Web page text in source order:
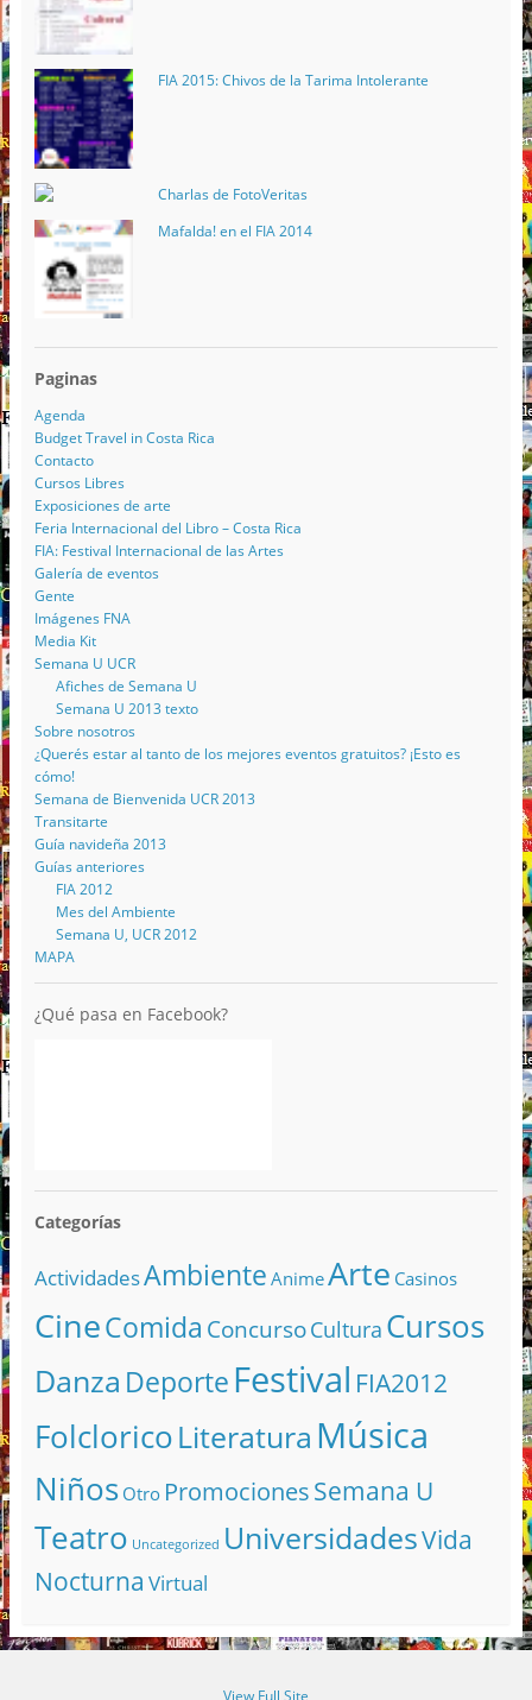
FIA 2015: Chivos de la Tarima Intolerante
Charlas de FotoVeritas
Mafalda! en el FIA 2014
Paginas
Agenda
Budget Travel in Costa Rica
Contacto
Cursos Libres
Exposiciones de arte
Feria Internacional del Libro – Costa Rica
FIA: Festival Internacional de las Artes
Galería de eventos
Gente
Imágenes FNA
Media Kit
Semana U UCR
Afiches de Semana U
Semana U 2013 texto
Sobre nosotros
¿Querés estar al tanto de los mejores eventos gratuitos? ¡Esto es
cómo!
Semana de Bienvenida UCR 2013
Transitarte
Guía navideña 2013
Guías anteriores
FIA 2012
Mes del Ambiente
Semana U, UCR 2012
MAPA
¿Qué pasa en Facebook?
Categorías
ActividadesAmbiente AnimeArte Casinos
CineComida ConcursoCultura Cursos
Danza DeporteFestival FIA2012
FolcloricoLiteratura Música
Niños Otro PromocionesSemana U
Teatro Uncategorized UniversidadesVida
Nocturna Virtual